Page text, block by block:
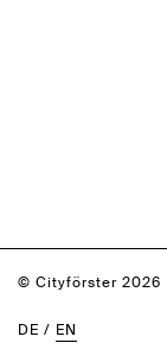
© Cityförster 2026
DE / EN